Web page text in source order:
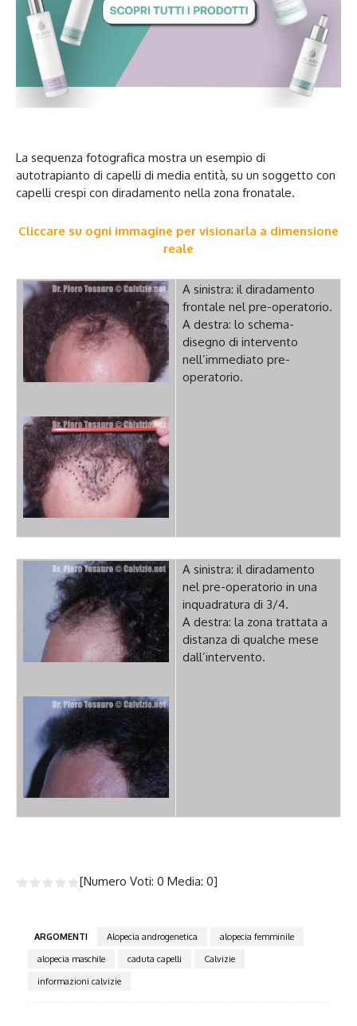
La sequenza fotografica mostra un esempio di
autotrapianto di capelli di media entità, su un soggetto con
capelli crespi con diradamento nella zona fronatale.
Cliccare su ogni immagine per visionarla a dimensione
reale
A sinistra: il diradamento
frontale nel pre-operatorio.
A destra: lo schema-
disegno di intervento
nell’immediato pre-
operatorio.
A sinistra: il diradamento
nel pre-operatorio in una
inquadratura di 3/4.
A destra: la zona trattata a
distanza di qualche mese
dall’intervento.
[Numero Voti: 0 Media: 0]
ARGOMENTI Alopecia androgenetica
alopecia femminile
alopecia maschile
caduta capelli
Calvizie
informazioni calvizie